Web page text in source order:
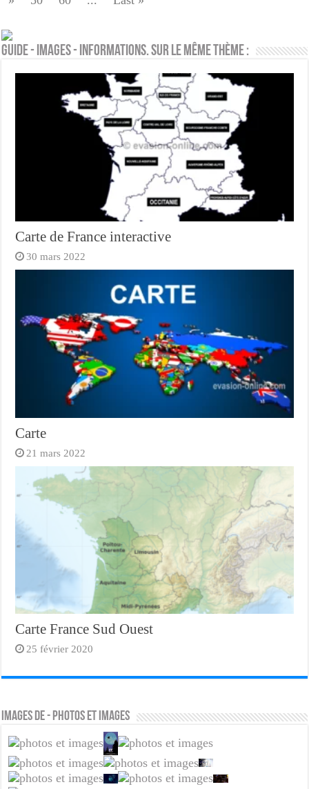
Guide - Images - Informations. Sur le même thème :
Carte de France interactive
30 mars 2022
Carte
21 mars 2022
Carte France Sud Ouest
25 février 2020
Images de - photos et images